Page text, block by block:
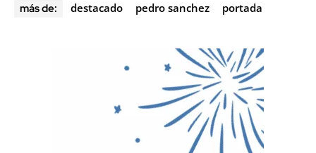
más de: destacado pedro sanchez portada